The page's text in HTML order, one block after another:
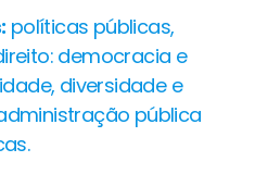
políticas públicas,
democracia e
diversidade e
pública